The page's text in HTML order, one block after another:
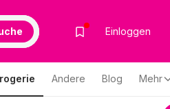
Einloggen
Andere Blog Mehr